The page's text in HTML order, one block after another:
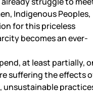
Indigenous Peoples,
for this priceless
becomes an ever-
at least partially,
suffering the effects
unsustainable